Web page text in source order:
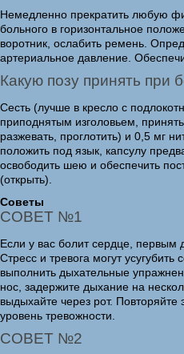
Немедленно прекратить любую
больного в горизонтальное
воротник, ослабить ремень.
артериальное давление.
Какую позу принять при
Сесть (лучше в кресло с
приподнятым изголовьем,
разжевать, проглотить) и 0,5 мг
положить под язык, капсулу
освободить шею и обеспечить
(открыть).
Советы
СОВЕТ №1
Если у вас болит сердце, первым
Стресс и тревога могут усугубить
выполнить дыхательные
нос, задержите дыхание на
выдыхайте через рот. Повторяйте
уровень тревожности.
СОВЕТ №2